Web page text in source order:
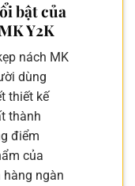
bật của
Y2K
nách MK
dùng
thiết kế
thành
điểm
của
ngàn